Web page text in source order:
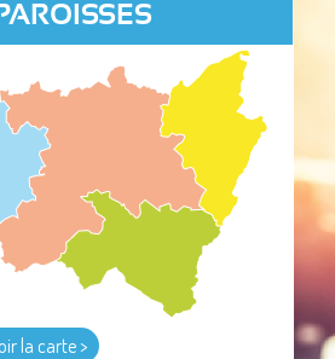
la carte >